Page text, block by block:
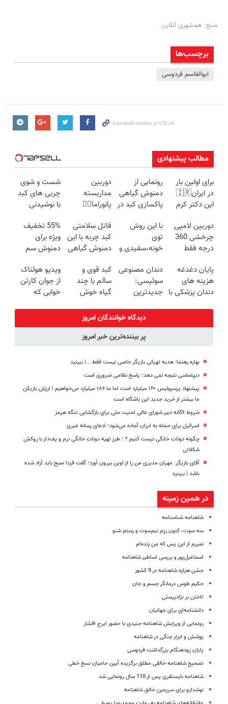
منبع: همشهری آنلاین
برچسب‌ها
ابوالقاسم فردوسی
مطالب پیشنهادی
برای اولین بار
در ایران🇮🇷
این دکتر کرم
روزه ساخت!
رونمایی از
دمنوش گیاهی
پاکسازی کبد در
دوربین
مداربسته
پانوراما👈🏻
360°و سازگار با
اندروید و ios
شست و شوی
چربی های کبد
با نوشیدنی
دوربین لامپی
چرخشی 360
درجه فقط
🔥 پرداخت
درب منزل
با این روش
توی
خونه،سفیدی و
برگردون
(40%off)
قاتل سلامتی
کبد چربه با این
دمنوش گیاهی
55% تخفیف
ویژه برای
دمنوش سم
(تعداد محدود)
پایان دغدغه
هزینه های
دندان پزشکی با
دندان مصنوعی
سوئیسی:
جدیدترین
سبک و مقاوم |
پرداخت قسطی
کبد قوی و
سالم با چند
گیاه خوش
ویدیو هولناک
از جوان کارتن
خوابی که
دیدگاه خوانندگان امروز
پر بیننده‌ترین خبر امروز
بهاره رهنما: هدیه تهرانی بازیگر خاصی نیست فقط ...|‌ ببینید
دیپلماسی نتیجه‌ نمی دهد؛ پاسخ نظامی ضروری است
پیشنهاد پرسپولیس ۱۲۰ میلیارد است اما ما ۱۸۶ میلیارد می‌خواهیم | ارزش بازیکن
ما بیشتر از خرید جدید این باشگاه است
شروط ۶گانه دبیر شورای عالی امنیت ملی برای بازگشایی تنگه هرمز
اسرائیل برای حمله به ایران آماده می‌شود؛ ادعای رسانه عبری
چگونه دونات خانگی درست کنیم ؟ ؛ طرز تهیه دونات خانگی نرم و پف‌دار با روکش
شکلاتی
آقای بازیگر: مهران مدیری من را از اوین بیرون آورد؛ گفت فردا صبح باید آزاد شده
باشد | ببینید
در همین زمینه
شاهنامه شناسنامه
سه سوت، کنون رزم نیم‌سوت و رستم شنو
نمیرم از این پس‌ که من زنده‌ام
اسماعیل‌پور و بررسی اساطیر شاهنامه
جشن هزاره شاهنامه در 9 کشور
حکیم طوس درمانگر جسم و جان
تاختن بر نژادپرستی
دانشنامه‌ای برای جهانیان
رونمایی از ویرایش شاهنامه جنیدی با حضور ایرج افشار
پوشش و ابزار جنگی در شاهنامه
پایان زودهنگام بزرگداشت فردوسی
تصحیح شاهنامه خالقی مطلق برگزیده آیین حامیان نسخ خطی
شاهنامه بایسنقری پس از 110 سال رونمایی شد
نوشدارو برای سرزمین خالق شاهنامه